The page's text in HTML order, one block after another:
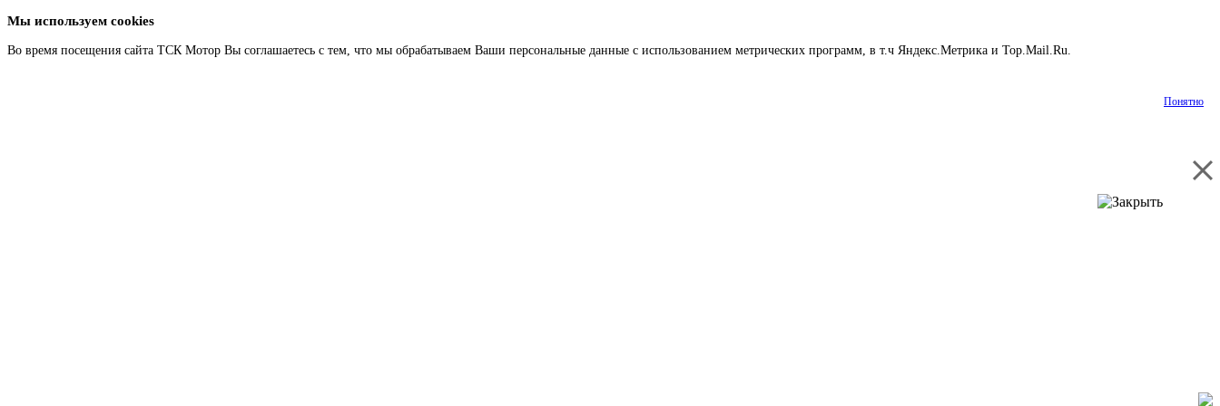
Мы используем cookies
Во время посещения сайта ТСК Мотор Вы соглашаетесь с тем, что мы обрабатываем Ваши персональные данные с использованием метрических программ, в т.ч Яндекс.Метрика и Top.Mail.Ru.
Понятно